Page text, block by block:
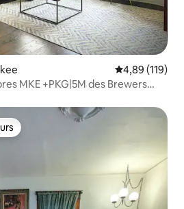
Évaluation
4,89 (119)
MKE +PKG|5M des Brewers